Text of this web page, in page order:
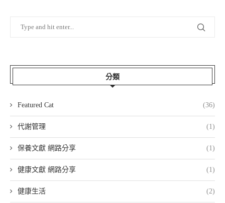
分類
Featured Cat (36)
代謝管理 (1)
保養文獻 網路分享 (1)
健康文獻 網路分享 (1)
健康生活 (2)